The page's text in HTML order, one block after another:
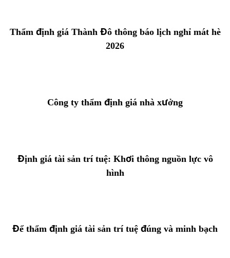
Thẩm định giá Thành Đô thông báo lịch nghỉ mát hè
2026
Công ty thẩm định giá nhà xưởng
Định giá tài sản trí tuệ: Khơi thông nguồn lực vô
hình
Để thẩm định giá tài sản trí tuệ đúng và minh bạch